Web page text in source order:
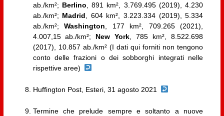
ab./km²; Berlino , 891 km², 3.769.495 (2019), 4.230
ab./km²; Madrid , 604 km², 3.223.334 (2019), 5.334
ab./km²;Washington , 177 km², 709.265 (2021),
4.007,15 ab./km²; New York , 785 km², 8.522.698
(2017), 10.857 ab./km² (I dati qui forniti non tengono
conto delle frazioni o dei sobborghi integrati nelle
rispettive aree)
Huffington Post, Esteri, 31 agosto 2021
Termine che prelude sempre e soltanto a nuove